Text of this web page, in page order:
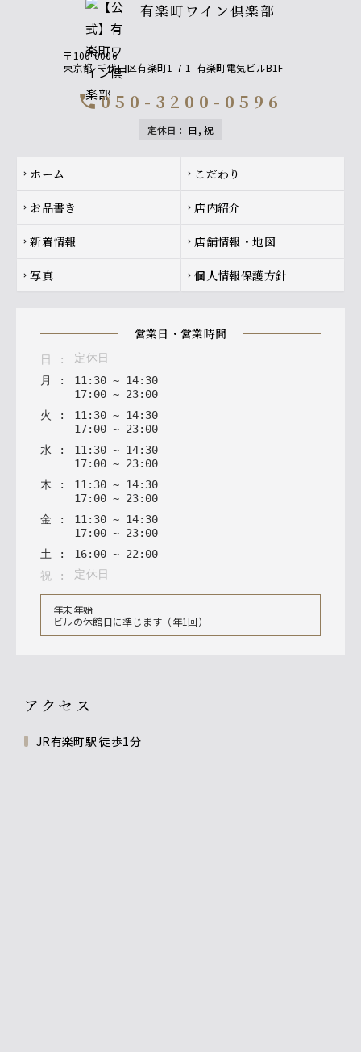
有楽町ワイン倶楽部
〒100-0006
東京都 千代田区有楽町1-7-1 有楽町電気ビルB1F
call050-3200-0596
定休日 : 日, 祝
Footer navigation
chevron_right ホーム chevron_right こだわり
chevron_right お品書き chevron_right 店内紹介
chevron_right 新着情報 chevron_right 店舗情報・地図
chevron_right 写真 chevron_right 個人情報保護方針
営業日・営業時間
日 :
定休日
月
: 11 : 30 ~ 14: 30
17: 00 ~ 23: 00
火
: 11 : 30 ~ 14: 30
17: 00 ~ 23: 00
水 : 11 : 30 ~ 14: 30
17: 00 ~ 23: 00
木 : 11 : 30 ~ 14: 30
17: 00 ~ 23: 00
金 : 11: 30 ~ 14: 30
17: 00 ~ 23: 00
土 : 16: 00 ~ 22: 00
祝 : 定休日
年末年始
ビルの休館日に準じます（年1回）
アクセス
JR有楽町駅 徒歩1分